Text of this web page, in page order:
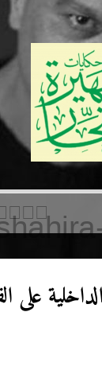
على